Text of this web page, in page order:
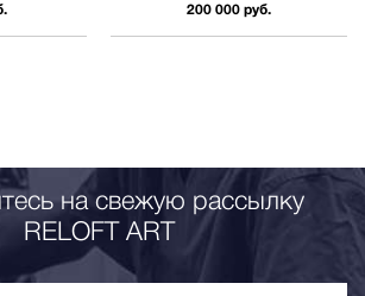
200 000 руб.
на свежую рассылку
RELOFT ART